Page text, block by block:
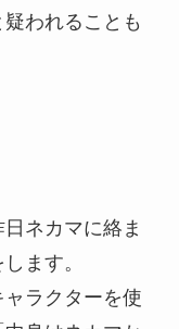
われることも
ネカマに絡ま
ます。
ラクターを使